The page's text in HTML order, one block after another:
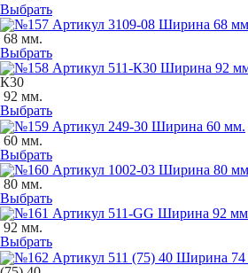
Выбрать
68 мм.
Выбрать
К30
92 мм.
Выбрать
60 мм.
Выбрать
80 мм.
Выбрать
92 мм.
Выбрать